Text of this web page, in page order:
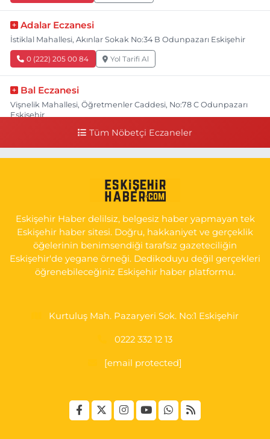
Adalar Eczanesi
İstiklal Mahallesi, Akınlar Sokak No:34 B Odunpazarı Eskişehir
0 (222) 205 00 84 Yol Tarifi Al
Bal Eczanesi
Vişnelik Mahallesi, Öğretmenler Caddesi, No:78 C Odunpazarı
Eskişehir
0 (222) 225 50 00 Yol Tarifi Al
Gültepe Mahallesi, Halk Caddesi No:107 C Odunpazarı Eskişehir
Yol Tarifi Al
Bizim Eczanesi
Emek Mahallesi, Ertaş Caddesi No:12 A Odunpazarı Eskişehir
0 (222) 250 87 69 Yol Tarifi Al
Tüm Nöbetçi Eczaneler
Eskişehir Haber delilsiz, belgesiz haber yapmayan tek
Eskişehir haber sitesi. Doğru, hakkaniyet ve gerçeklik
öğelerinin benimsendiği tarafsız gazeteciliğin
Eskişehir'de yegane örneği. Dedikoduyu değil gerçekleri
öğrenebileceğiniz Eskişehir haber platformu.
Kurtuluş Mah. Pazaryeri Sok. No:1 Eskişehir
0222 332 12 13
[email protected]